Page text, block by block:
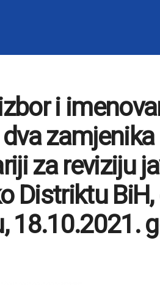
i
za reviziju
Distriktu
18.10.2021.